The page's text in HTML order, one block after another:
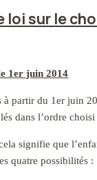
loi sur le
1er juin 2014
partir du 1er juin
dans l’ordre
signifie que
quatre possibilités :